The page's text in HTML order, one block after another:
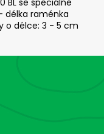
raménka
o délce: 3 - 5 cm